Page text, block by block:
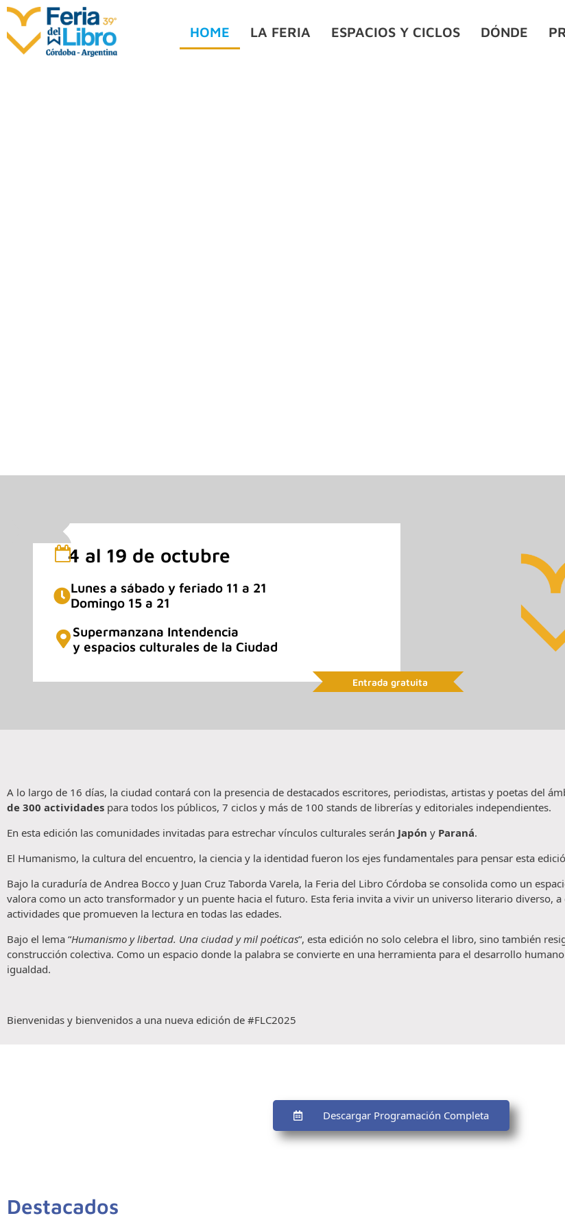
contenido
HOME LA FERIA ESPACIOS Y CICLOS DÓNDE
4 al 19 de octubre
Lunes a sábado y feriado 11 a 21
Domingo 15 a 21
Supermanzana Intendencia
y espacios culturales de la Ciudad
Entrada gratuita
A lo largo de 16 días, la ciudad contará con la presencia de destacados escritores, periodistas, artistas y poetas del
de 300 actividades para todos los públicos, 7 ciclos y más de 100 stands de librerías y editoriales independientes.
En esta edición las comunidades invitadas para estrechar vínculos culturales serán Japón y Paraná.
El Humanismo, la cultura del encuentro, la ciencia y la identidad fueron los ejes fundamentales para pensar esta
Bajo la curaduría de Andrea Bocco y Juan Cruz Taborda Varela, la Feria del Libro Córdoba se consolida como un
valora como un acto transformador y un puente hacia el futuro. Esta feria invita a vivir un universo literario diverso,
actividades que promueven la lectura en todas las edades.
Bajo el lema “Humanismo y libertad. Una ciudad y mil poéticas“, esta edición no solo celebra el libro, sino también
construcción colectiva. Como un espacio donde la palabra se convierte en una herramienta para el desarrollo
igualdad.
Bienvenidas y bienvenidos a una nueva edición de #FLC2025
Descargar Programación Completa
Destacados